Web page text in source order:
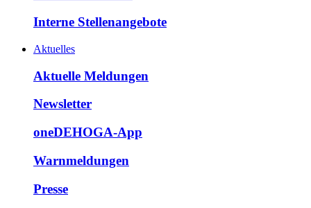
Interne Stellenangebote
Aktuelles
Aktuelle Meldungen
Newsletter
oneDEHOGA-App
Warnmeldungen
Presse